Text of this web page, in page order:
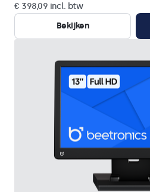
€ 398,09 incl. btw
Bekijken